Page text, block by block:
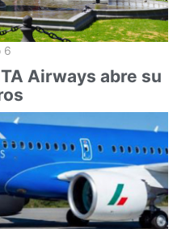
6
Airways abre su